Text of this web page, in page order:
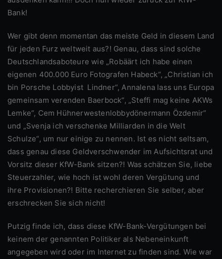
Bank!
Wer gibt denn momentan das meiste Geld in diesem Land
für jeden Furz weltweit aus?! Genau, dass sind solche
Deutschlandsaboteure wie „Robäärt ich habe einen
eigenen 400.000 Euro Fotografen Habeck“, „Christian ich
bin Porsche Lobbyist Lindner“, Annalena lass uns Europa
gemeinsam verenden Baerbock“, „Steffi mag keine AKWs
Lemke“, Cem Hühnerwestenlobbydönermann Özdemir“
und „Svenja ich verschenke Milliarden in die Welt
Schulze“, um nur einige zu nennen. Ist es nicht seltsam,
dass genau diese Geldverschwender im Aufsichtsrat und
Vorsitz dieser KfW-Bank sitzen?! Was schätzen Sie, liebe
Steuerzahler, wie hoch ist wohl deren Vergütung und
ihre Provisionen?! Bitte recherchieren Sie selber, aber
erschrecken Sie sich nicht!
Putzig finde ich, dass diese KfW-Bank-Vergütungen bei
keinem der genannten Politiker als Nebeneinkunft
angegeben wird oder im Internet zu finden sind. Wie war